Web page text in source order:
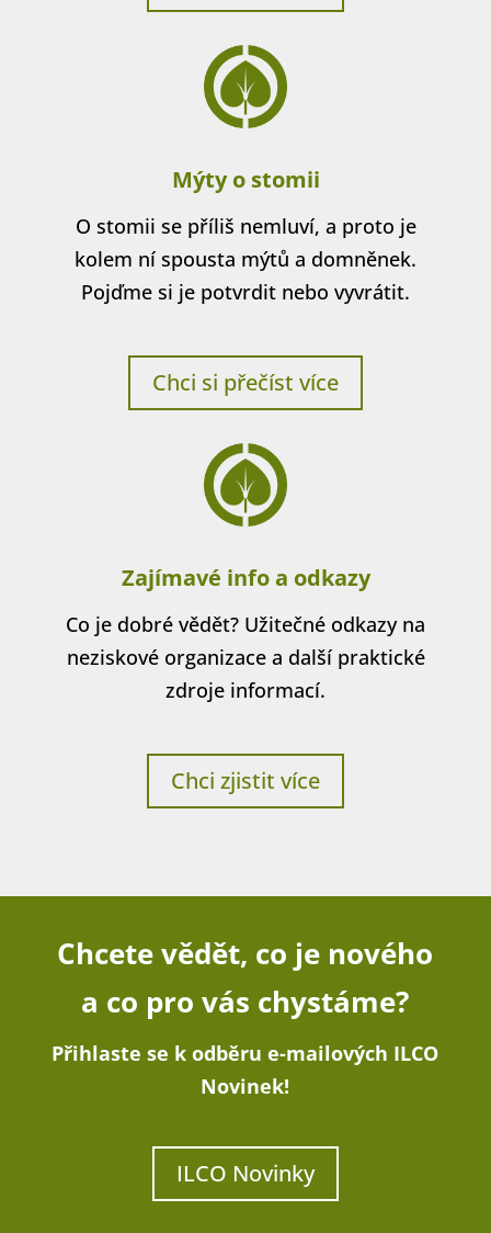
Mýty o stomii
O stomii se příliš nemluví, a proto je
kolem ní spousta mýtů a domněnek.
Pojďme si je potvrdit nebo vyvrátit.
Chci si přečíst více
Zajímavé info a odkazy
Co je dobré vědět? Užitečné odkazy na
neziskové organizace a další praktické
zdroje informací.
Chci zjistit více
Chcete vědět, co je nového
a co pro vás chystáme?
Přihlaste se k odběru e-mailových ILCO
Novinek!
ILCO Novinky